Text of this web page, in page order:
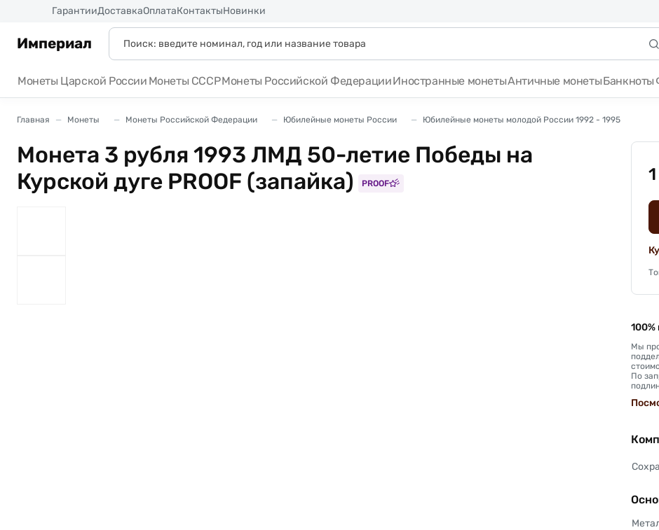
ГарантииДоставкаОплатаКонтактыНовинки
Империал
Монеты Царской России Монеты СССРМонеты Российской ФедерацииИностранные монетыАнтичные монетыБанкноты
Главная Монеты Монеты Российской Федерации Юбилейные монеты России Юбилейные монеты молодой России 1992 - 1995
Монета 3 рубля 1993 ЛМД 50-летие Победы на
Курской дуге PROOF (запайка)
PROOF
Мы
По